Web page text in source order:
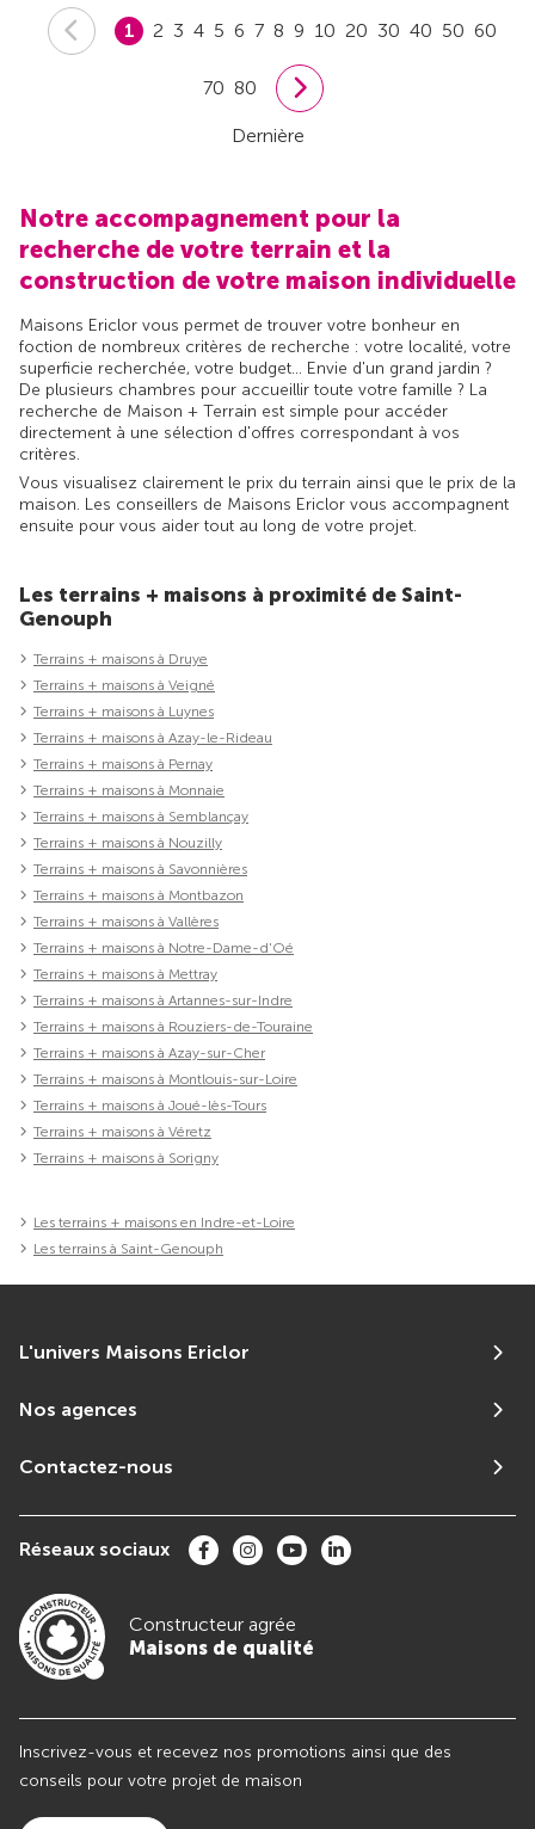
1 2 3 4 5 6 7 8 9 10 20 30 40 50 60
70 80
Dernière
Notre accompagnement pour la
recherche de votre terrain et la
construction de votre maison individuelle
Maisons Ericlor vous permet de trouver votre bonheur en
foction de nombreux critères de recherche : votre localité, votre
superficie recherchée, votre budget... Envie d'un grand jardin ?
De plusieurs chambres pour accueillir toute votre famille ? La
recherche de Maison + Terrain est simple pour accéder
directement à une sélection d'offres correspondant à vos
critères.
Vous visualisez clairement le prix du terrain ainsi que le prix de la
maison. Les conseillers de Maisons Ericlor vous accompagnent
ensuite pour vous aider tout au long de votre projet.
Les terrains + maisons à proximité de Saint-
Genouph
Terrains + maisons à Druye
Terrains + maisons à Veigné
Terrains + maisons à Luynes
Terrains + maisons à Azay-le-Rideau
Terrains + maisons à Pernay
Terrains + maisons à Monnaie
Terrains + maisons à Semblançay
Terrains + maisons à Nouzilly
Terrains + maisons à Savonnières
Terrains + maisons à Montbazon
Terrains + maisons à Vallères
Terrains + maisons à Notre-Dame-d'Oé
Terrains + maisons à Mettray
Terrains + maisons à Artannes-sur-Indre
Terrains + maisons à Rouziers-de-Touraine
Terrains + maisons à Azay-sur-Cher
Terrains + maisons à Montlouis-sur-Loire
Terrains + maisons à Joué-lès-Tours
Terrains + maisons à Véretz
Terrains + maisons à Sorigny
Les terrains + maisons en Indre-et-Loire
Les terrains à Saint-Genouph
L'univers Maisons Ericlor
Nos agences
Contactez-nous
Réseaux sociaux
Constructeur agrée
Maisons de qualité
Inscrivez-vous et recevez nos promotions ainsi que des
conseils pour votre projet de maison